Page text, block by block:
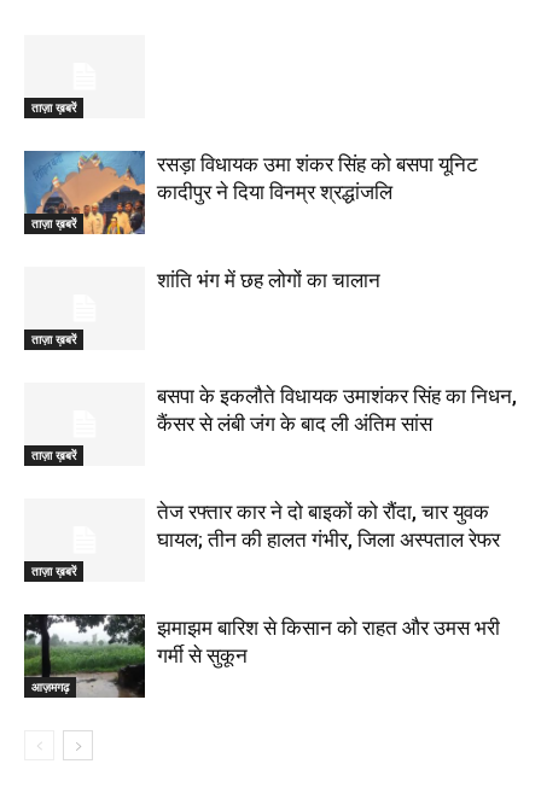
ताज़ा ख़बरें
ताज़ा ख़बरें
रसड़ा विधायक उमा शंकर सिंह को बसपा यूनिट
कादीपुर ने दिया विनम्र श्रद्धांजलि
ताज़ा ख़बरें
शांति भंग में छह लोगों का चालान
ताज़ा ख़बरें
बसपा के इकलौते विधायक उमाशंकर सिंह का निधन,
कैंसर से लंबी जंग के बाद ली अंतिम सांस
ताज़ा ख़बरें
तेज रफ्तार कार ने दो बाइकों को रौंदा, चार युवक
घायल; तीन की हालत गंभीर, जिला अस्पताल रेफर
आज़मगढ़
झमाझम बारिश से किसान को राहत और उमस भरी
गर्मी से सुकून